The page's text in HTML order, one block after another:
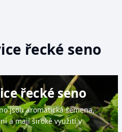
řecké seno
řecké seno
jsou aromatická semena,
a mají široké využití v